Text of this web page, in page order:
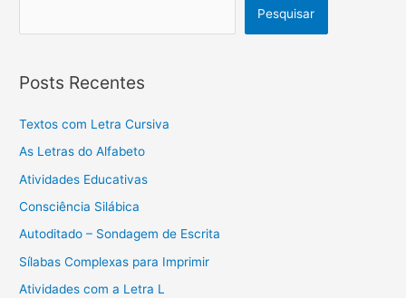
Pesquisar
Posts Recentes
Textos com Letra Cursiva
As Letras do Alfabeto
Atividades Educativas
Consciência Silábica
Autoditado – Sondagem de Escrita
Sílabas Complexas para Imprimir
Atividades com a Letra L